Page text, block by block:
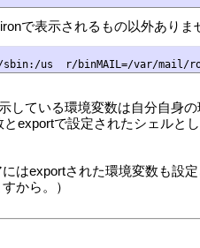
で表示されるもの以外ありま
ている環境変数は自分自身
exportで設定されたシェルと
はexportされた環境変数も設
から。）